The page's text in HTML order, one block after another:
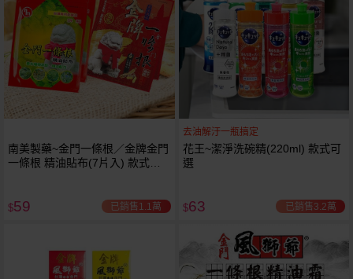
南美製藥~金門一條根／金牌金門
一條根 精油貼布(7片入) 款式可
$59 已銷售1.1萬
去油解汙一瓶搞定
花王~潔淨洗碗精(220ml) 款式可
選
$63 已銷售3.2萬